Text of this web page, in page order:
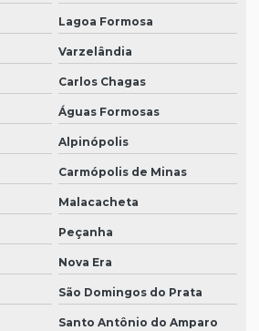
Lagoa Formosa
Varzelândia
Carlos Chagas
Águas Formosas
Alpinópolis
Carmópolis de Minas
Malacacheta
Peçanha
Nova Era
São Domingos do Prata
Santo Antônio do Amparo